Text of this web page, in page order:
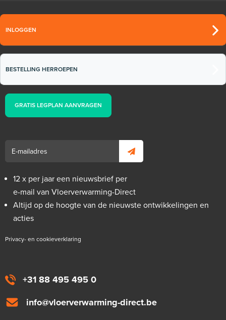
+31 88 495 495 0
info@vloerverwarming-direct.be
INLOGGEN
BESTELLING HERROEPEN
GRATIS LEGPLAN AANVRAGEN
12 x per jaar een nieuwsbrief per
e-mail van Vloerverwarming-Direct
Altijd op de hoogte van de nieuwste ontwikkelingen en
acties
Privacy- en cookieverklaring